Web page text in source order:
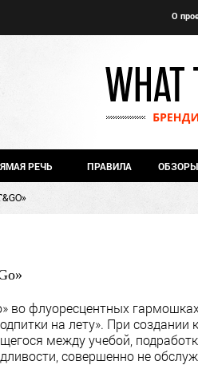
О
РЕЧЬ ПРАВИЛА ОБЗОРЫ
во флуоресцентных
на лету». При
между учебой,
совершенно не